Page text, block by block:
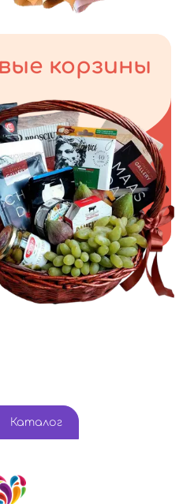
корзины
Каталог